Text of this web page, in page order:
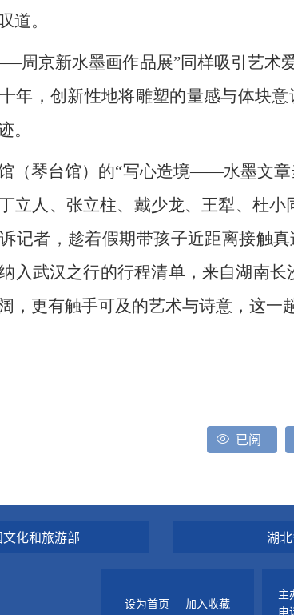
道。
周京新水墨画作品展”同样吸引艺术
年，创新性地将雕塑的量感与体块
。
（琴台馆）的“写心造境——水墨文章
立人、张立柱、戴少龙、王犁、杜
记者，趁着假期带孩子近距离接触
入武汉之行的行程清单，来自湖南
，更有触手可及的艺术与诗意，这一
已阅
化和旅游部 湖
设为首页 加入收藏
主
电